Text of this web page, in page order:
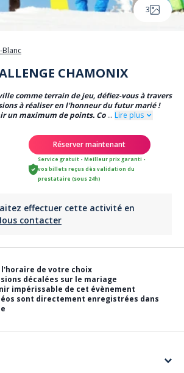
3
Blanc
CHAMONIX
comme terrain de jeu, défiez-vous à travers
à réaliser en l'honneur du futur marié !
un maximum de points. Co ... Lire plus
Réserver maintenant
Service gratuit - Meilleur prix garanti -
vos billets reçus dès validation du
prestataire (sous 24h)
effectuer cette activité en
contacter
l'horaire de votre choix
décalées sur le mariage
impérissable de cet évènement
sont directement enregistrées dans